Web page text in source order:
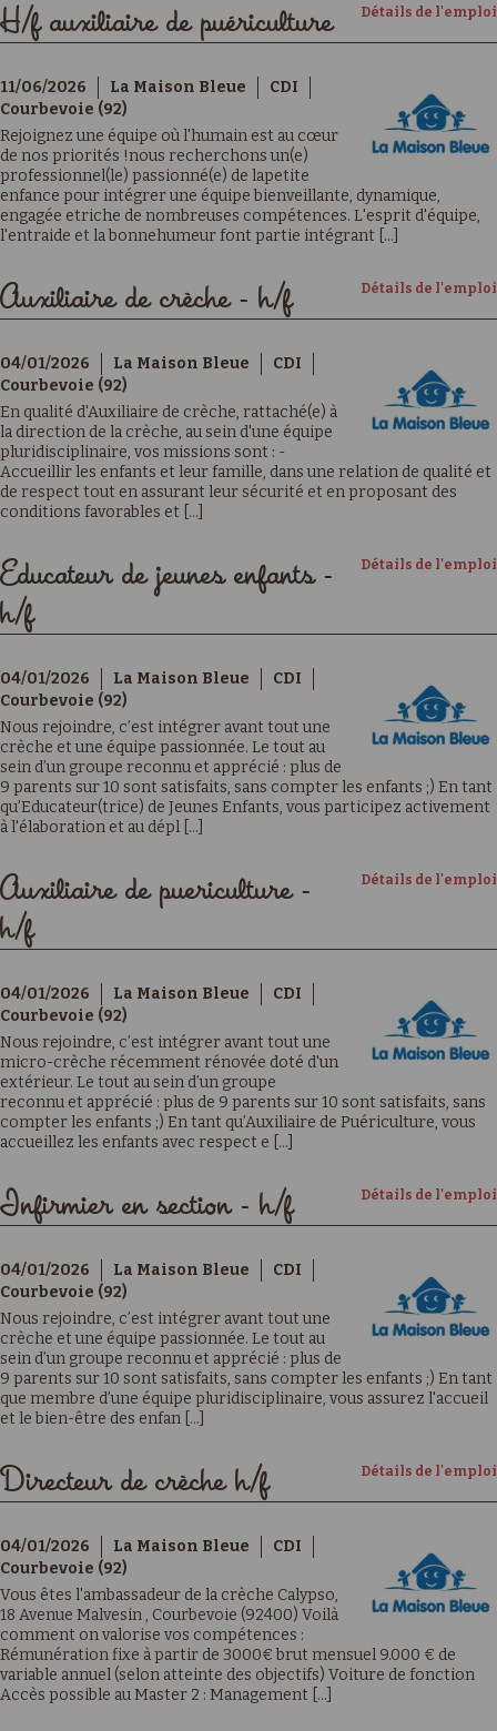
Détails de l'emploi
H/f auxiliaire de puériculture
11/06/2026 La Maison Bleue
CDI
Courbevoie (92)
Rejoignez une équipe où l'humain est au cœur
de nos priorités !nous recherchons un(e)
professionnel(le) passionné(e) de lapetite
enfance pour intégrer une équipe bienveillante, dynamique,
engagée etriche de nombreuses compétences. L'esprit d'équipe,
l'entraide et la bonnehumeur font partie intégrant [...]
Détails de l'emploi
Auxiliaire de crèche - h/f
04/01/2026 La Maison Bleue
CDI
Courbevoie (92)
En qualité d'Auxiliaire de crèche, rattaché(e) à
la direction de la crèche, au sein d'une équipe
pluridisciplinaire, vos missions sont : -
Accueillir les enfants et leur famille, dans une relation de qualité et
de respect tout en assurant leur sécurité et en proposant des
conditions favorables et [...]
Détails de l'emploi
Educateur de jeunes enfants -
h/f
04/01/2026 La Maison Bleue
CDI
Courbevoie (92)
Nous rejoindre, c’est intégrer avant tout une
crèche et une équipe passionnée. Le tout au
sein d’un groupe reconnu et apprécié : plus de
9 parents sur 10 sont satisfaits, sans compter les enfants ;) En tant
qu’Educateur(trice) de Jeunes Enfants, vous participez activement
à l'élaboration et au dépl [...]
Détails de l'emploi
Auxiliaire de puericulture -
h/f
04/01/2026 La Maison Bleue
CDI
Courbevoie (92)
Nous rejoindre, c’est intégrer avant tout une
micro-crèche récemment rénovée doté d'un
extérieur. Le tout au sein d’un groupe
reconnu et apprécié : plus de 9 parents sur 10 sont satisfaits, sans
compter les enfants ;) En tant qu’Auxiliaire de Puériculture, vous
accueillez les enfants avec respect e [...]
Détails de l'emploi
Infirmier en section - h/f
04/01/2026 La Maison Bleue
CDI
Courbevoie (92)
Nous rejoindre, c’est intégrer avant tout une
crèche et une équipe passionnée. Le tout au
sein d’un groupe reconnu et apprécié : plus de
9 parents sur 10 sont satisfaits, sans compter les enfants ;) En tant
que membre d’une équipe pluridisciplinaire, vous assurez l'accueil
et le bien-être des enfan [...]
Détails de l'emploi
Directeur de crèche h/f
04/01/2026 La Maison Bleue
CDI
Courbevoie (92)
Vous êtes l'ambassadeur de la crèche Calypso,
18 Avenue Malvesin , Courbevoie (92400) Voilà
comment on valorise vos compétences :
Rémunération fixe à partir de 3000€ brut mensuel 9.000 € de
variable annuel (selon atteinte des objectifs) Voiture de fonction
Accès possible au Master 2 : Management [...]